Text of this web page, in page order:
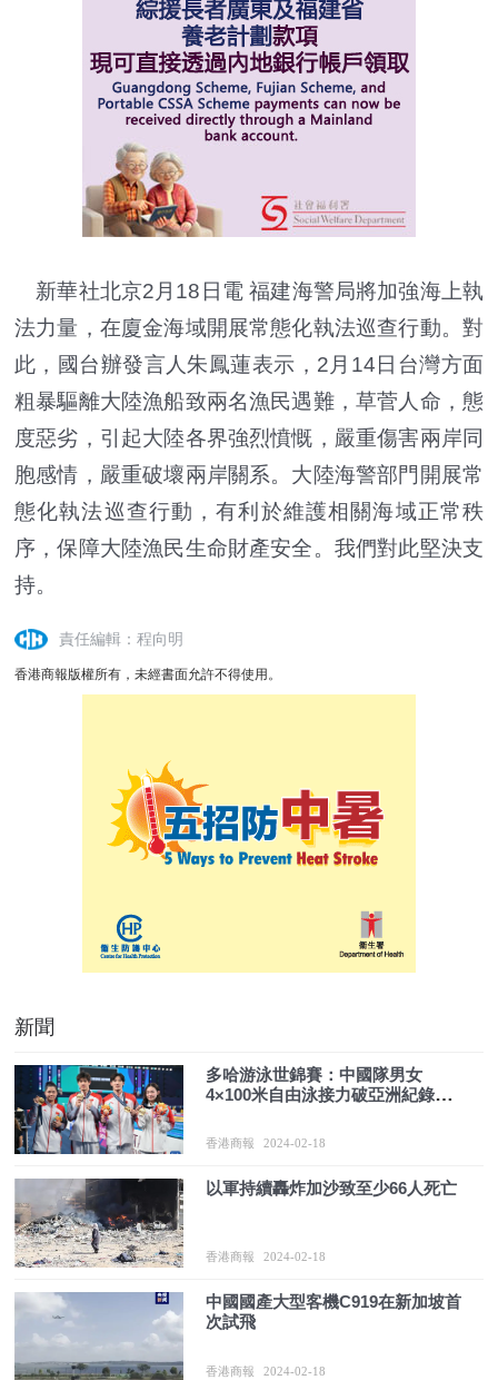
新華社北京2月18日電 福建海警局將加強海上執
法力量，在廈金海域開展常態化執法巡查行動。對
此，國台辦發言人朱鳳蓮表示，2月14日台灣方面
粗暴驅離大陸漁船致兩名漁民遇難，草菅人命，態
度惡劣，引起大陸各界強烈憤慨，嚴重傷害兩岸同
胞感情，嚴重破壞兩岸關系。大陸海警部門開展常
態化執法巡查行動，有利於維護相關海域正常秩
序，保障大陸漁民生命財產安全。我們對此堅決支
持。
責任編輯：程向明
香港商報版權所有，未經書面允許不得使用。
新聞
多哈游泳世錦賽：中國隊男女
4×100米自由泳接力破亞洲紀錄奪
香港商報 2024-02-18
以軍持續轟炸加沙致至少66人死亡
香港商報 2024-02-18
中國國產大型客機C919在新加坡首
次試飛
香港商報 2024-02-18